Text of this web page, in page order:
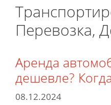
Перевозка,
Аренда
дешевле?
08.12.2024